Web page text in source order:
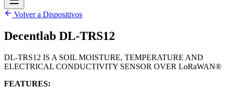
Volver a Dispositivos
Decentlab DL-TRS12
DL-TRS12 IS A SOIL MOISTURE, TEMPERATURE AND
ELECTRICAL CONDUCTIVITY SENSOR OVER LoRaWAN®
FEATURES: